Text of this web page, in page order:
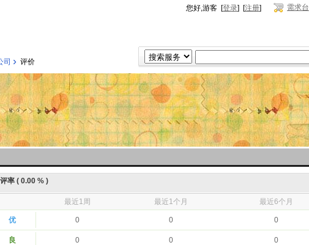
您好,游客 [登录] [注册] 需求台
司 › 评价
率 ( 0.00 % )
最近1周 最近1个月 最近6个月
优 0 0 0
良 0 0 0